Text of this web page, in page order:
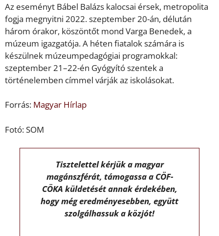
Az eseményt Bábel Balázs kalocsai érsek, metropolita
fogja megnyitni 2022. szeptember 20-án, délután
három órakor, köszöntőt mond Varga Benedek, a
múzeum igazgatója. A héten fiatalok számára is
készülnek múzeumpedagógiai programokkal:
szeptember 21–22-én Gyógyító szentek a
történelemben címmel várják az iskolásokat.
Forrás: Magyar Hírlap
Fotó: SOM
Tisztelettel kérjük a magyar
magánszférát, támogassa a CÖF-
CÖKA küldetését annak érdekében,
hogy még eredményesebben, együtt
szolgálhassuk a közjót!